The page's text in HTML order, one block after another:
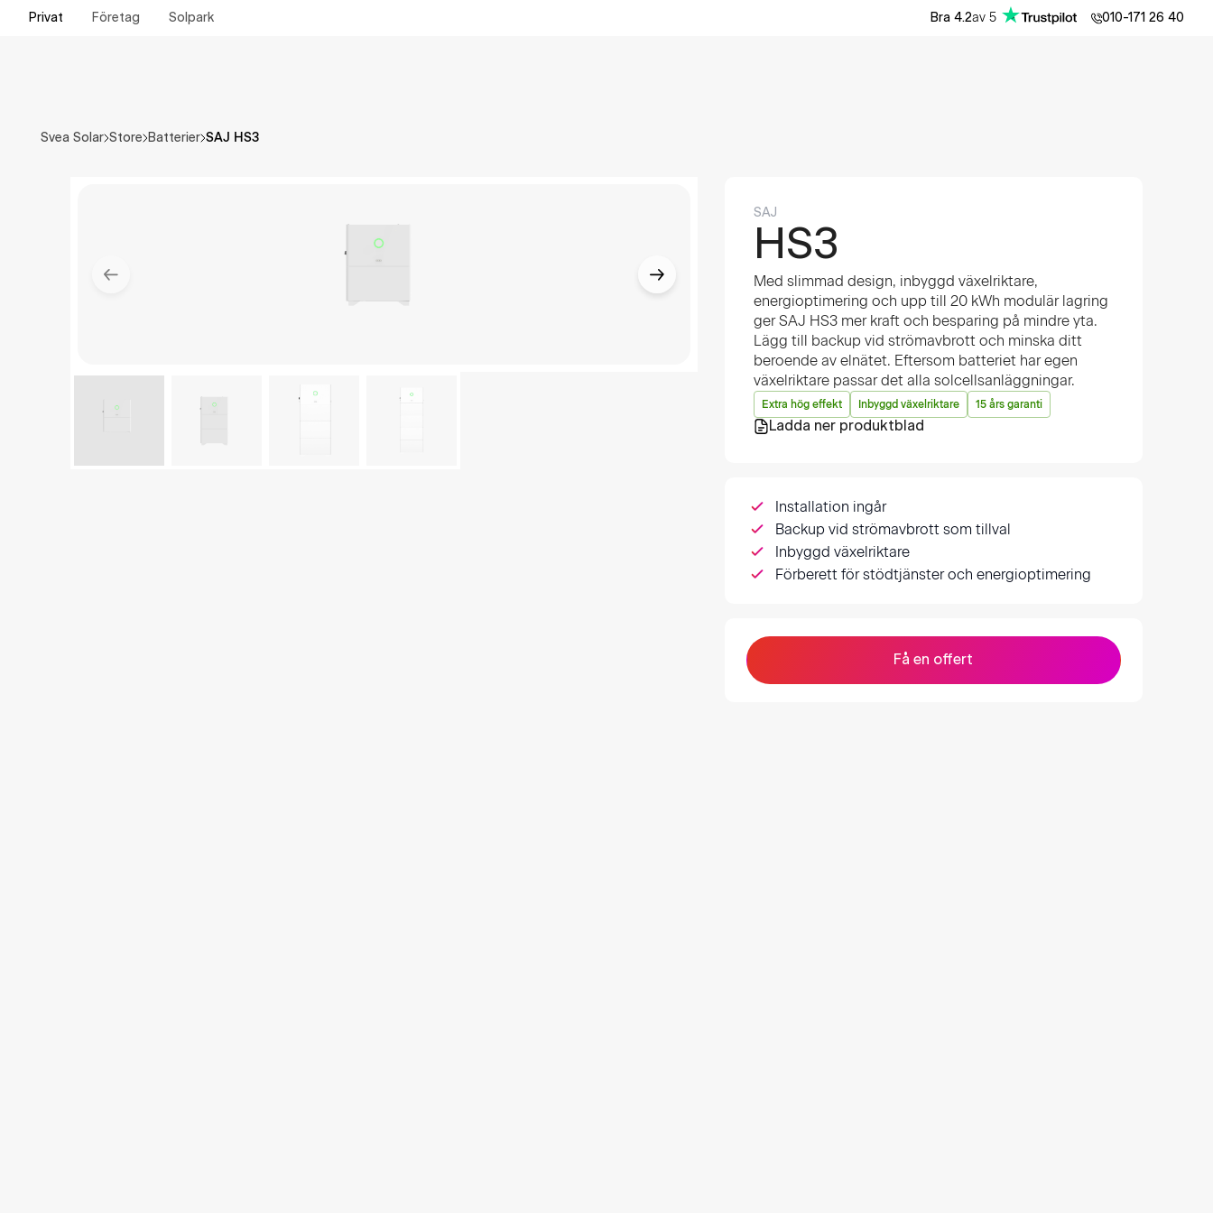
Privat Företag Solpark Bra 4.2av 5 010-171 26 40
Svea Solar Store Batterier SAJ HS3
SAJ
HS3
Med slimmad design, inbyggd växelriktare,
energioptimering och upp till 20 kWh modulär lagring
ger SAJ HS3 mer kraft och besparing på mindre yta.
Lägg till backup vid strömavbrott och minska ditt
beroende av elnätet. Eftersom batteriet har egen
växelriktare passar det alla solcellsanläggningar.
Extra hög effekt Inbyggd växelriktare 15 års garanti
Ladda ner produktblad
Installation ingår
Backup vid strömavbrott som tillval
Inbyggd växelriktare
Förberett för stödtjänster och energioptimering
Få en offert